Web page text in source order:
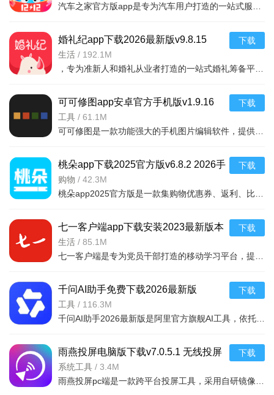
婚礼纪app下载2026最新版v9.8.15
2026手机版
生活 / 192.1M
下载
可可修图app安卓官方手机版v1.9.16
2026手机版
工具 / 61.1M
下载
桃朵app下载2025官方版v6.8.2 2026手
机版
购物 / 42.3M
下载
七一客户端app下载安装2023最新版本
v2.3.3 2026手机版
生活 / 85.1M
下载
千问AI助手免费下载2026最新版
v7.0.1.2970官方版
工具 / 116.3M
下载
雨燕投屏电脑版下载v7.0.5.1 无线投屏
同屏电脑客户端高清投屏软件
系统工具 / 3.4M
下载